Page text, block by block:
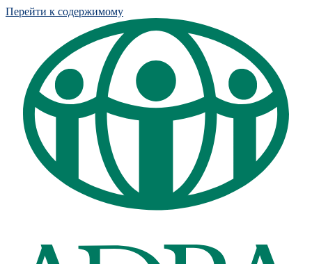
Перейти к содержимому